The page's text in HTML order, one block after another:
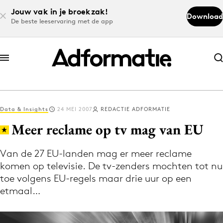
Jouw vak in je broekzak!
De beste leeservaring met de app
Download
Abonneer nu
Abonneer nu
Log in
Download de app
Volg het laatste nieuws via de Adformatie
Nieuws app
Data & Insights 24 MEI 2007 REDACTIE ADFORMATIE
Meer reclame op tv mag van EU
Van de 27 EU-landen mag er meer reclame
komen op televisie. De tv-zenders mochten tot nu
toe volgens EU-regels maar drie uur op een
etmaal…